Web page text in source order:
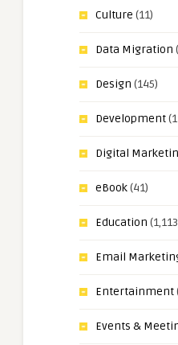
Culture (11)
Data Migration
Design (145)
Development
Digital
eBook(41)
Education
Email
Entertainment
Events &